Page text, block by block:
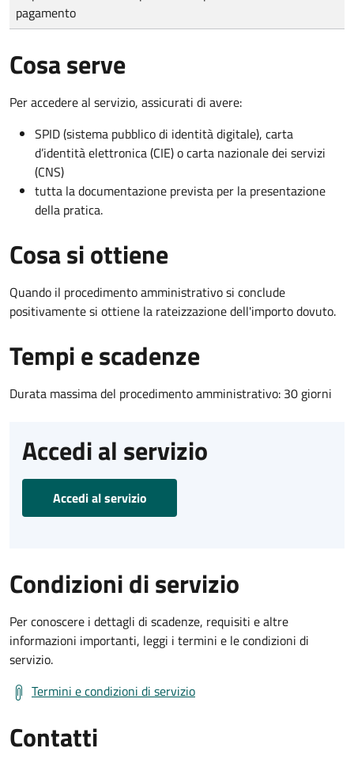
pagamento
Cosa serve
Per accedere al servizio, assicurati di avere:
SPID (sistema pubblico di identità digitale), carta
d’identità elettronica (CIE) o carta nazionale dei servizi
(CNS)
tutta la documentazione prevista per la presentazione
della pratica.
Cosa si ottiene
Quando il procedimento amministrativo si conclude
positivamente si ottiene la rateizzazione dell'importo dovuto.
Tempi e scadenze
Durata massima del procedimento amministrativo: 30 giorni
Accedi al servizio
Accedi al servizio
Condizioni di servizio
Per conoscere i dettagli di scadenze, requisiti e altre
informazioni importanti, leggi i termini e le condizioni di
servizio.
Termini e condizioni di servizio
Contatti